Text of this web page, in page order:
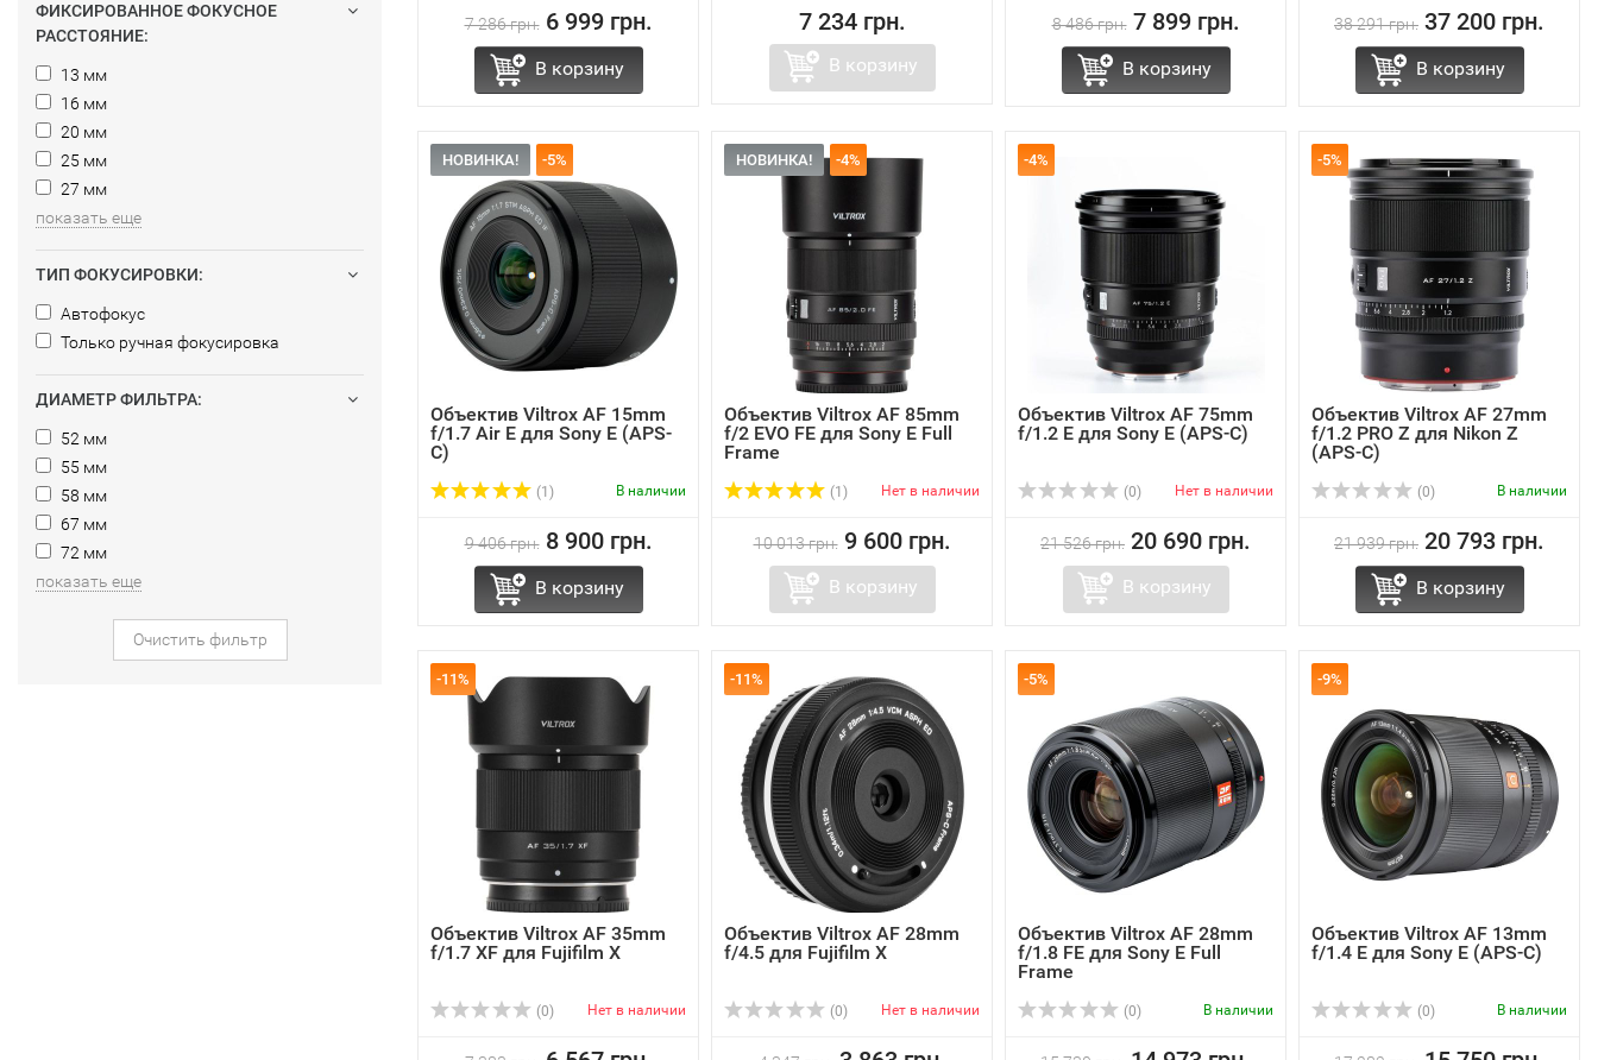
ФИКСИРОВАННОЕ ФОКУСНОЕ
РАССТОЯНИЕ:
13 мм
16 мм
20 мм
25 мм
27 мм
показать еще
ТИП ФОКУСИРОВКИ:
Автофокус
Только ручная фокусировка
ДИАМЕТР ФИЛЬТРА:
52 мм
55 мм
58 мм
67 мм
72 мм
показать еще
Очистить фильтр
7 286 грн. 6 999 грн.
В корзину
7 234 грн.
В корзину
8 486 грн. 7 899 грн.
В корзину
38 291 грн. 37 200 грн.
В корзину
НОВИНКА! -5%
Объектив Viltrox AF 15mm
f/1.7 Air E для Sony E (APS-
C)
(1) В наличии
9 406 грн. 8 900 грн.
В корзину
НОВИНКА! -4%
Объектив Viltrox AF 85mm
f/2 EVO FE для Sony E Full
Frame
(1) Нет в наличии
10 013 грн. 9 600 грн.
В корзину
-4%
Объектив Viltrox AF 75mm
f/1.2 E для Sony E (APS-C)
(0) Нет в наличии
21 526 грн. 20 690 грн.
В корзину
-5%
Объектив Viltrox AF 27mm
f/1.2 PRO Z для Nikon Z
(APS-C)
(0) В наличии
21 939 грн. 20 793 грн.
В корзину
-11%
Объектив Viltrox AF 35mm
f/1.7 XF для Fujifilm X
(0) Нет в наличии
-11%
Объектив Viltrox AF 28mm
f/4.5 для Fujifilm X
(0) Нет в наличии
-5%
Объектив Viltrox AF 28mm
f/1.8 FE для Sony E Full
Frame
(0) В наличии
-9%
Объектив Viltrox AF 13mm
f/1.4 E для Sony E (APS-C)
(0) В наличии